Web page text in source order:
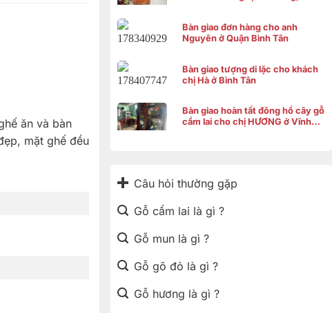
Bàn giao đơn hàng cho anh
Nguyên ở Quận Bình Tân
Bàn giao tượng di lặc cho khách
chị Hà ở Bình Tân
Bàn giao hoàn tất đông hồ cây gỗ
cẩm lai cho chị HƯƠNG ở Vĩnh
Câu hỏi thường gặp
Gỗ cẩm lai là gì ?
Gỗ mun là gì ?
Gỗ gõ đỏ là gì ?
Gỗ hương là gì ?
ăn và bàn
mặt ghế đều